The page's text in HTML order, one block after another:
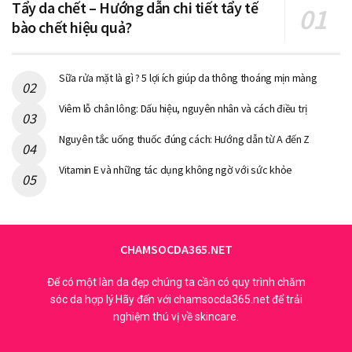
khắp thế giới. Tại Việt Nam Nivea có mặt từ năm 2004, theo
thống kê thì 4 phụ nữ Việt Nam lại có một người sử dụng
được sản xuất tại thái lan, có mức giá bình dân và bạn cũng
rất dễ dàng tìm mua ở bất cứ đâu.
Tẩy da chết – Hướng dẫn chi tiết tẩy tế
bào chết hiệu quả?
Sữa rửa mặt là gì ? 5 lợi ích giúp da thông thoáng mịn màng
Viêm lỗ chân lông: Dấu hiệu, nguyên nhân và cách điều trị
Nguyên tắc uống thuốc đúng cách: Hướng dẫn từ A đến Z
Vitamin E và những tác dụng không ngờ với sức khỏe
CHAMSOCDA365.NET
Để có một làn da đẹp chúng ta cần có quy trình chăm
sóc da hợp lý.Hãy đến với chamsocda365.net để trải
nghiệm thú vị về skincare.